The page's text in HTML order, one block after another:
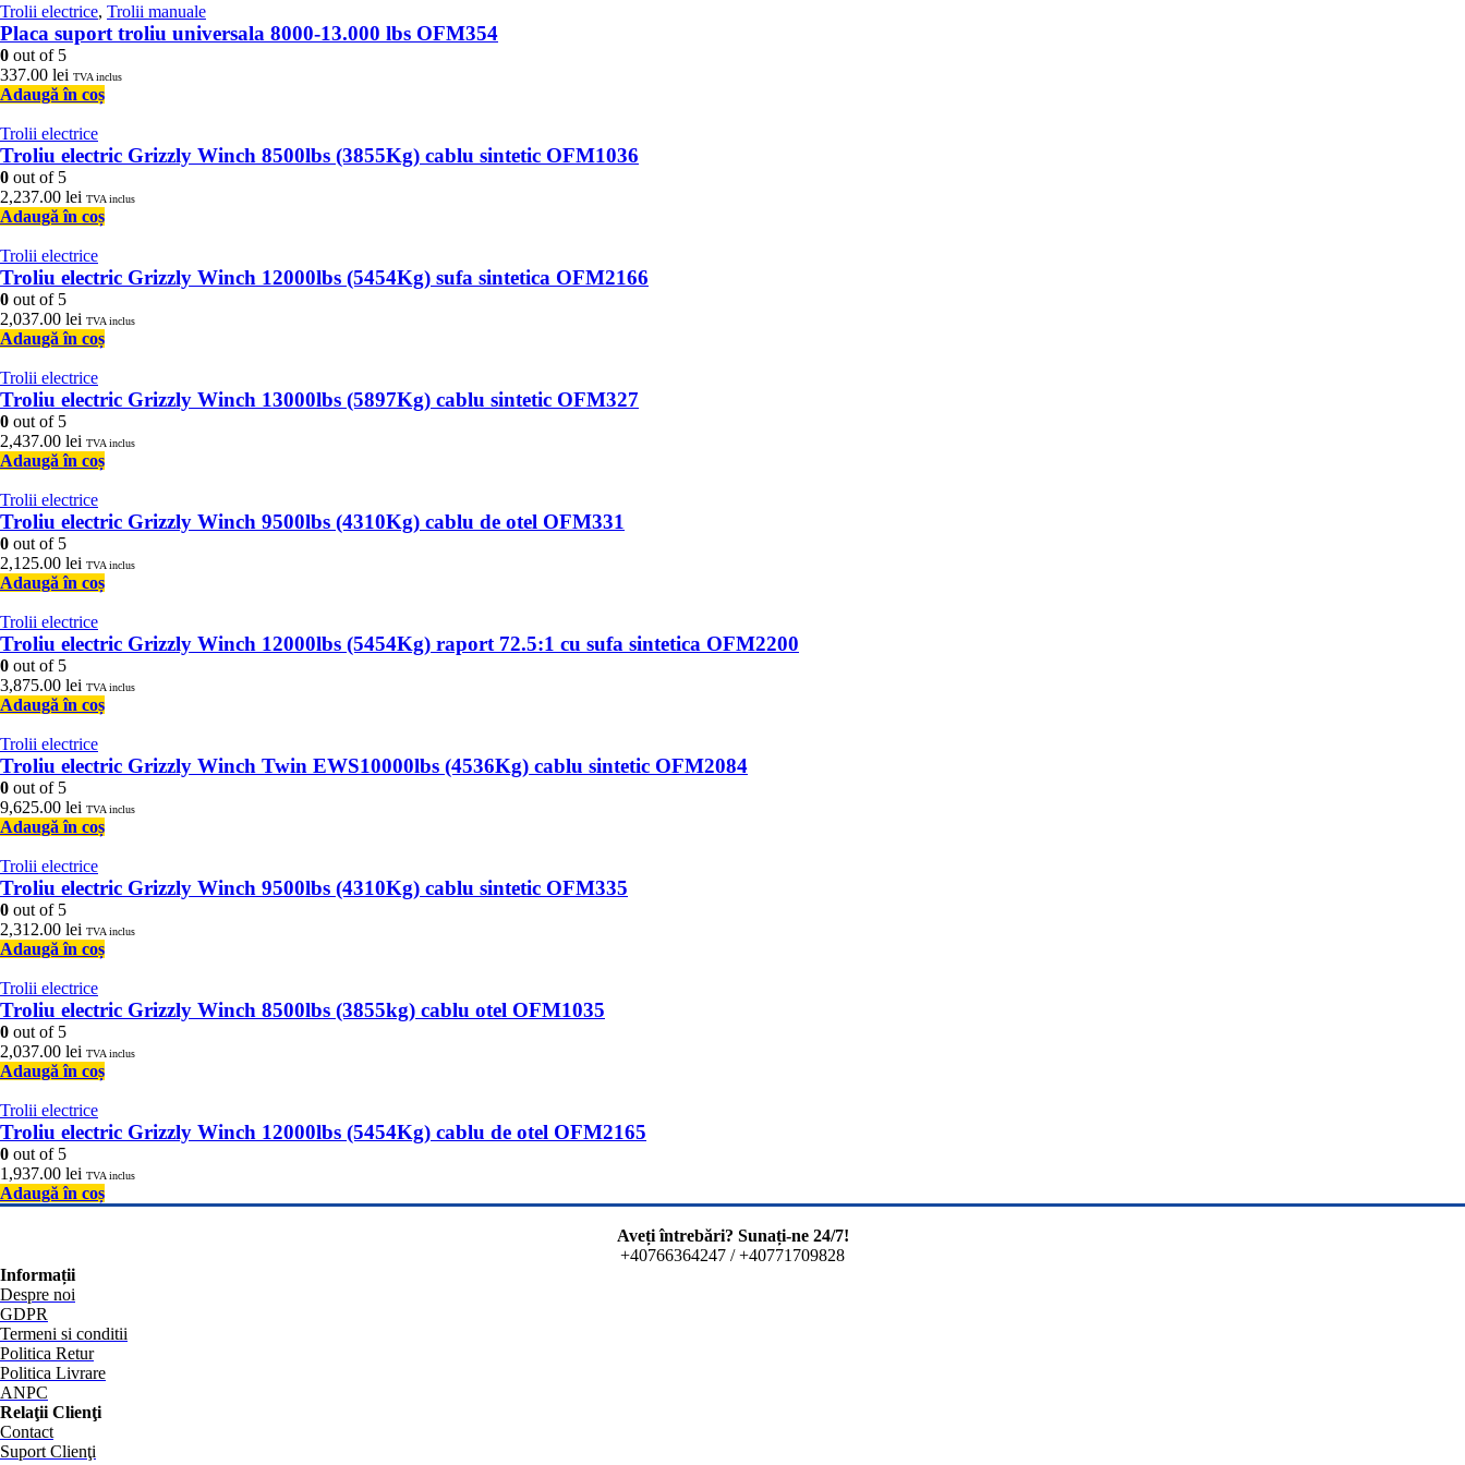
Trolii electrice, Trolii manuale
Placa suport troliu universala 8000-13.000 lbs OFM354
0 out of 5
337.00 lei TVA inclus
Adaugă în coș
Trolii electrice
Troliu electric Grizzly Winch 8500lbs (3855Kg) cablu sintetic OFM1036
0 out of 5
2,237.00 lei TVA inclus
Adaugă în coș
Trolii electrice
Troliu electric Grizzly Winch 12000lbs (5454Kg) sufa sintetica OFM2166
0 out of 5
2,037.00 lei TVA inclus
Adaugă în coș
Trolii electrice
Troliu electric Grizzly Winch 13000lbs (5897Kg) cablu sintetic OFM327
0 out of 5
2,437.00 lei TVA inclus
Adaugă în coș
Trolii electrice
Troliu electric Grizzly Winch 9500lbs (4310Kg) cablu de otel OFM331
0 out of 5
2,125.00 lei TVA inclus
Adaugă în coș
Trolii electrice
Troliu electric Grizzly Winch 12000lbs (5454Kg) raport 72.5:1 cu sufa sintetica OFM2200
0 out of 5
3,875.00 lei TVA inclus
Adaugă în coș
Trolii electrice
Troliu electric Grizzly Winch Twin EWS10000lbs (4536Kg) cablu sintetic OFM2084
0 out of 5
9,625.00 lei TVA inclus
Adaugă în coș
Trolii electrice
Troliu electric Grizzly Winch 9500lbs (4310Kg) cablu sintetic OFM335
0 out of 5
2,312.00 lei TVA inclus
Adaugă în coș
Trolii electrice
Troliu electric Grizzly Winch 8500lbs (3855kg) cablu otel OFM1035
0 out of 5
2,037.00 lei TVA inclus
Adaugă în coș
Trolii electrice
Troliu electric Grizzly Winch 12000lbs (5454Kg) cablu de otel OFM2165
0 out of 5
1,937.00 lei TVA inclus
Adaugă în coș
Aveți întrebări? Sunați-ne 24/7!
+40766364247 / +40771709828
Informații
Despre noi
GDPR
Termeni si conditii
Politica Retur
Politica Livrare
ANPC
Relaţii Clienţi
Contact
Suport Clienţi